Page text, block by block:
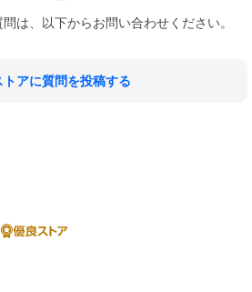
は、以下からお問い合わせください。
トアに質問を投稿する